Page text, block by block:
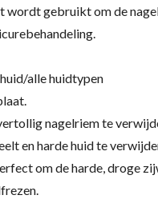
gebruikt om de
alle huidtypen
nagelriem te
en harde huid te
om de harde, droge